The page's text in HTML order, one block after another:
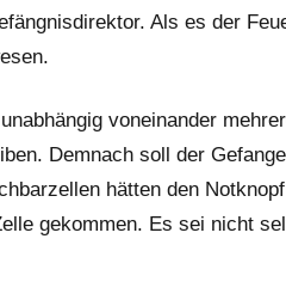
Als es der
voneinander
Demnach soll der
hätten den
gekommen. Es sei nicht